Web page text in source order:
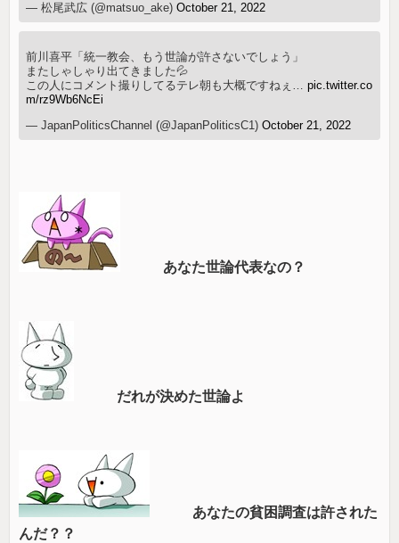
— 松尾武広 (@matsuo_ake)October 21, 2022
前川喜平「統一教会、もう世論が許さないでしょう」
またしゃしゃり出てきました💦
この人にコメント撮りしてるテレ朝も大概ですねぇ…pic.twitter.co
m/rz9Wb6NcEi
— JapanPoliticsChannel (@JapanPoliticsC1)October 21, 2022
あなた世論代表なの？
だれが決めた世論よ
あなたの貧困調査は許された
んだ？？